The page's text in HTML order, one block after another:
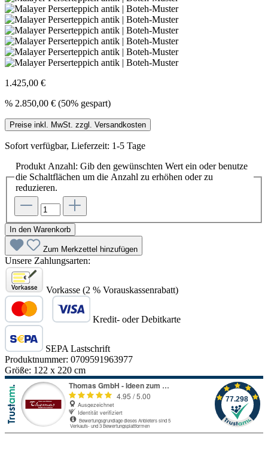
1.425,00 €
% 2.850,00 € (50% gespart)
Preise inkl. MwSt. zzgl. Versandkosten
Sofort verfügbar, Lieferzeit: 1-5 Tage
Produkt Anzahl: Gib den gewünschten Wert ein oder benutze
die Schaltflächen um die Anzahl zu erhöhen oder zu
reduzieren.
In den Warenkorb
Zum Merkzettel hinzufügen
Unsere Zahlungsarten:
Vorkasse (2 % Vorauskassenrabatt)
Kredit- oder Debitkarte
SEPA Lastschrift
Produktnummer: 0709591963977
Größe: 122 x 220 cm